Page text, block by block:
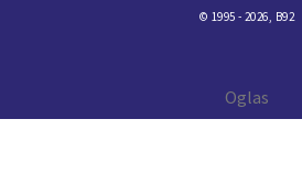
© 1995 - 2026, B92